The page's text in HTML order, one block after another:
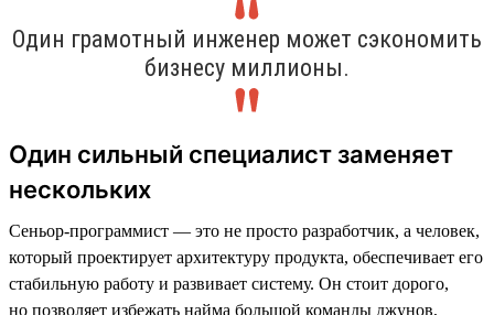
Один грамотный инженер может сэкономить
бизнесу миллионы.
Один сильный специалист заменяет
нескольких
Сеньор-программист — это не просто разработчик, а человек,
который проектирует архитектуру продукта, обеспечивает его
стабильную работу и развивает систему. Он стоит дорого,
но позволяет избежать найма большой команды джунов,